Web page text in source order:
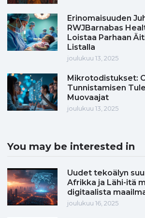
Erinomaisuuden
RWJBarnabas
Loistaa Parhaan
Listalla
joulukuu 13, 2025
Mikrotodistukset:
Tunnistamisen
Muovaajat
joulukuu 13, 2025
You may be interested in
Uudet tekoälyn
Afrikka ja Lähi-itä
digitaalista
joulukuu 16, 2025